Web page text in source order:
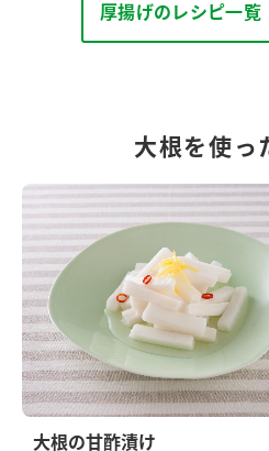
厚揚げのレシピ一覧
大根を使っ
大根の甘酢漬け